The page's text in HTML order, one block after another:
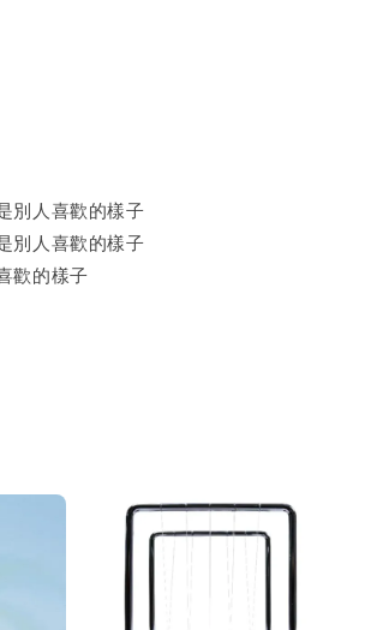
別人喜歡的樣子
別人喜歡的樣子
歡的樣子